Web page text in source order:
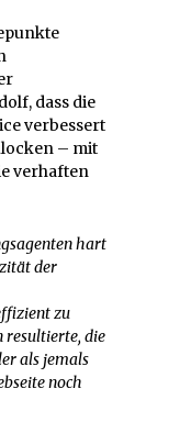
dass die
verbessert
– mit
verhaften
hart
der
zu
resultierte, die
als jemals
noch